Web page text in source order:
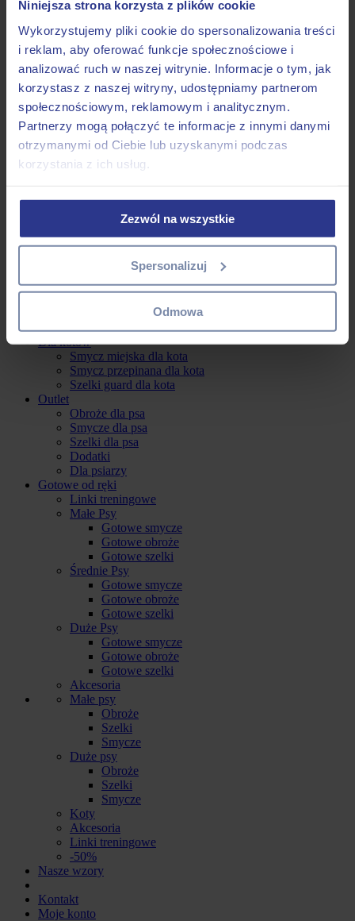
Niniejsza strona korzysta z plików cookie
Wykorzystujemy pliki cookie do spersonalizowania treści
i reklam, aby oferować funkcje społecznościowe i
analizować ruch w naszej witrynie. Informacje o tym, jak
korzystasz z naszej witryny, udostępniamy partnerom
społecznościowym, reklamowym i analitycznym.
Partnerzy mogą połączyć te informacje z innymi danymi
otrzymanymi od Ciebie lub uzyskanymi podczas
korzystania z ich usług.
Zezwól na wszystkie
Spersonalizuj
Odmowa
Adresówki
Adresówka Hauever
Adresówka odblaskowa
Adresówka Hauever Wzór
Adresówka Hauever Naszywana
Adresówka pionowa
Nakładka ostrzegawcza na smycz
Pasy samochodowe
Maty dla psów
Dla psiarzy
BON PODARUNKOWY
Breloki
Saszetki treningowe
Etui na kupoworki
BIOworki na odchody
Smaczkopaczka
Plakaty
Gumki do włosów Scrunchie
Dla kotów
Smycz miejska dla kota
Smycz przepinana dla kota
Szelki guard dla kota
Outlet
Obroże dla psa
Smycze dla psa
Szelki dla psa
Dodatki
Dla psiarzy
Gotowe od ręki
Linki treningowe
Małe Psy
Gotowe smycze
Gotowe obroże
Gotowe szelki
Średnie Psy
Gotowe smycze
Gotowe obroże
Gotowe szelki
Duże Psy
Gotowe smycze
Gotowe obroże
Gotowe szelki
Akcesoria
Małe psy
Obroże
Szelki
Smycze
Duże psy
Obroże
Szelki
Smycze
Koty
Akcesoria
Linki treningowe
-50%
Nasze wzory
Kontakt
Moje konto